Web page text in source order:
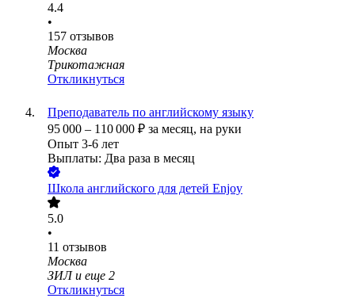
4.4
•
157 отзывов
Москва
Трикотажная
Откликнуться
Преподаватель по английскому языку
95 000 – 110 000 ₽ за месяц, на руки
Опыт 3-6 лет
Выплаты: Два раза в месяц
Школа английского для детей Enjoy
5.0
•
11 отзывов
Москва
ЗИЛ и еще 2
Откликнуться